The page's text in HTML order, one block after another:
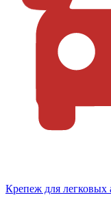
Крепеж для легковых